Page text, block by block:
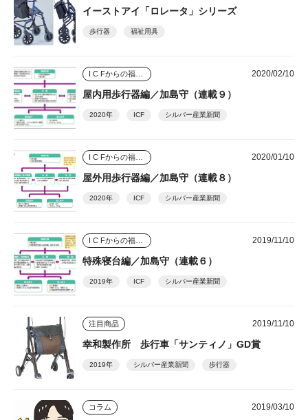
イーストアイ「ロレータ」シリーズ
歩行器 福祉用具
2020/02/10
屋内用歩行器編／加島守（連載９）
2020年 ICF シルバー産業新聞
2020/01/10
屋外用歩行器編／加島守（連載８）
2020年 ICF シルバー産業新聞
2019/11/10
特殊寝台編／加島守（連載６）
2019年 ICF シルバー産業新聞
注目商品 2019/11/10
幸和製作所 歩行車「サンティノ」GD賞
2019年 シルバー産業新聞 歩行器
コラム 2019/03/10